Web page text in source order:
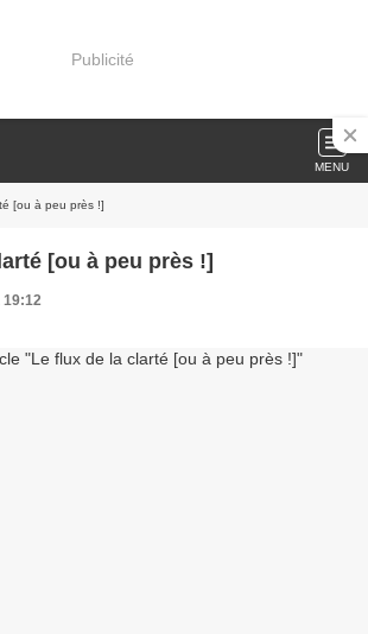
Publicité
MENU
[ou à peu près !]
[ou à peu près !]
19:12